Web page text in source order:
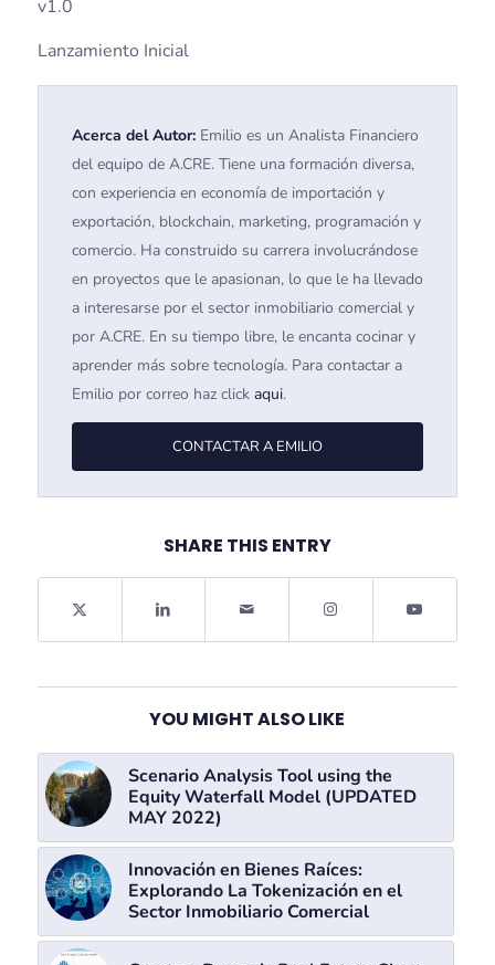
v1.0
Lanzamiento Inicial
Acerca del Autor:Emilio es un Analista Financiero
del equipo de A.CRE. Tiene una formación diversa,
con experiencia en economía de importación y
exportación, blockchain, marketing, programación y
comercio. Ha construido su carrera involucrándose
en proyectos que le apasionan, lo que le ha llevado
a interesarse por el sector inmobiliario comercial y
por A.CRE. En su tiempo libre, le encanta cocinar y
aprender más sobre tecnología. Para contactar a
Emilio por correo haz click aqui.
CONTACTAR A EMILIO
SHARE THIS ENTRY
YOU MIGHT ALSO LIKE
Scenario Analysis Tool using the
Equity Waterfall Model (UPDATED
MAY 2022)
Innovación en Bienes Raíces:
Explorando La Tokenización en el
Sector Inmobiliario Comercial